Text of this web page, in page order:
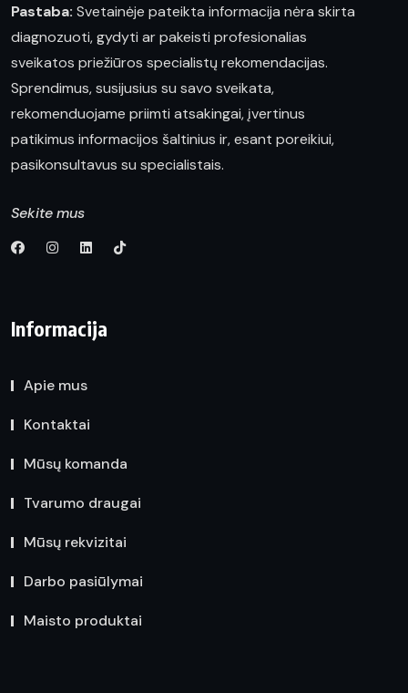
Pastaba: Svetainėje pateikta informacija nėra skirta
diagnozuoti, gydyti ar pakeisti profesionalias
sveikatos priežiūros specialistų rekomendacijas.
Sprendimus, susijusius su savo sveikata,
rekomenduojame priimti atsakingai, įvertinus
patikimus informacijos šaltinius ir, esant poreikiui,
pasikonsultavus su specialistais.
Sekite mus
Informacija
Apie mus
Kontaktai
Mūsų komanda
Tvarumo draugai
Mūsų rekvizitai
Darbo pasiūlymai
Maisto produktai